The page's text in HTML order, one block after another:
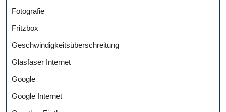
Fotografie
Fritzbox
Geschwindigkeitsüberschreitung
Glasfaser Internet
Google
Google Internet